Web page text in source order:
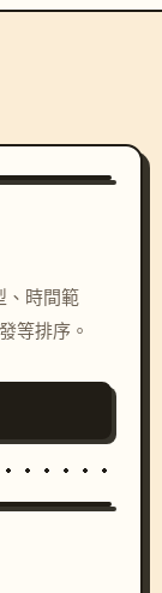
、時間範
等排序。